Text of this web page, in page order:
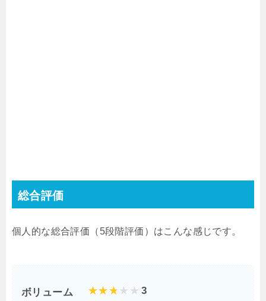
総合評価
個人的な総合評価（ 5段階評価）はこんな感じです。
ボリューム
3